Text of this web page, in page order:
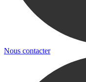
Nous contacter